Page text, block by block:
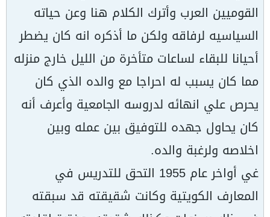
القوميين العرب وأترك الكلام هنا وعن حياته
السياسيه لرفاقه ولكن ما أذكره انه كان يضطر
أحيانا للبقاء لساعات متأخرة من الليل خارج منزله
مما كان يسبب له احراجا مع والده الذي كان
يحرص علي انهائه لدروسه الجامعية وأعرف أنه
كان يحاول جهده للتوفيق بين عمله وبين
اخلاصه ولرغبة والده.
غي أواخر عام 1955 التحق للتدريس في
المعارف الكويتية وكانت شقيقته قد سبقته